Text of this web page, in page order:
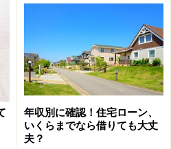
年収別に確認！住宅ローン、
いくらまでなら借りても大丈
夫？